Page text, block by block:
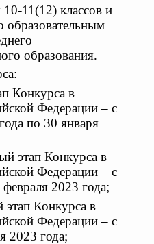
11(12) классов и
образовательным
образования.
Конкурса в
Федерации ‒ с
по 30 января
этап Конкурса в
Федерации ‒ с
2023 года;
Конкурса в
Федерации ‒ с
2023 года;